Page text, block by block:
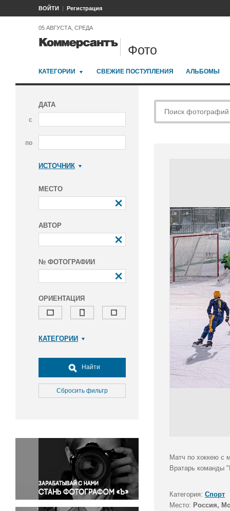
ВОЙТИ Регистрация
05 АВГУСТА, СРЕДА
Фото
КАТЕГОРИИ СВЕЖИЕ ПОСТУПЛЕНИЯ АЛЬБОМЫ
ДАТА
с
по
ИСТОЧНИК
МЕСТО
АВТОР
№ ФОТОГРАФИИ
ОРИЕНТАЦИЯ
КАТЕГОРИИ
Досуг, туризм и отдых
Культура
Медицина
Окружающая среда
Политика
Правосудие
Происшествия и конфликты
Религия
Светская жизнь
Найти
Сбросить фильтр
Матч по хоккею с
Вратарь команды
Категория: Спорт
Место: Россия,